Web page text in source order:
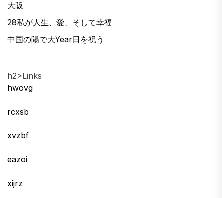
大阪
28私が人生、愛、そして幸福
中国の陽で大Year日を祝う
h2>Links
hwovg
rcxsb
xvzbf
eazoi
xijrz